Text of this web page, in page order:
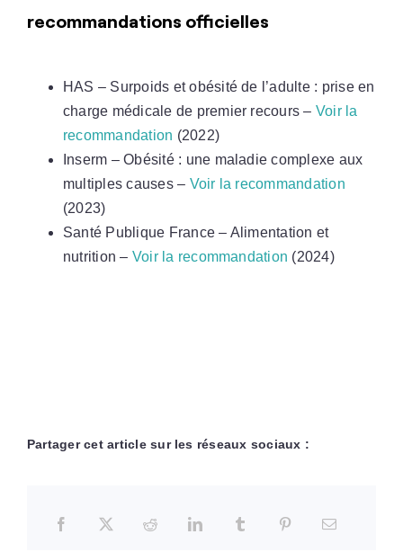
recommandations officielles
HAS – Surpoids et obésité de l’adulte : prise en
charge médicale de premier recours – Voir la
recommandation (2022)
Inserm – Obésité : une maladie complexe aux
multiples causes – Voir la recommandation
(2023)
Santé Publique France – Alimentation et
nutrition – Voir la recommandation (2024)
Partager cet article sur les réseaux sociaux :